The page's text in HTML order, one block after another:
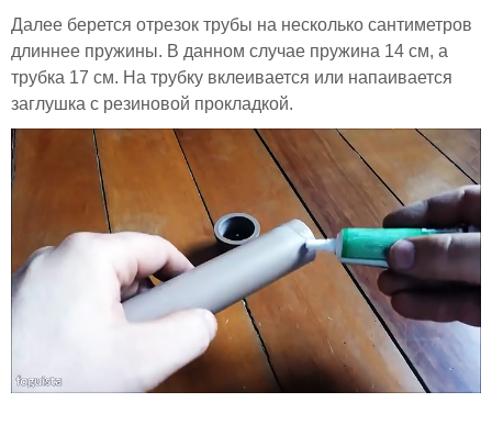
Далее берется отрезок трубы на несколько сантиметров
длиннее пружины. В данном случае пружина 14 см, а
трубка 17 см. На трубку вклеивается или напаивается
заглушка с резиновой прокладкой.